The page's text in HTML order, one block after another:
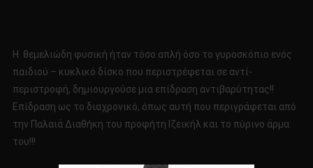
Η θεμελιώδη φυσική ήταν τόσο απλή όσο το γυροσκόπιο ενός
παιδιού – κυκλικό δίσκο που περιστρέφεται σε αντί-
περιστροφή, δημιουργούσε μια επίδραση αντιβαρύτητας!!
Επίδραση ως το διαχρονικό, όπως αυτή που περιγράφεται από
την Παλαιά Διαθήκη του προφήτη Ιζεικήλ και το πύρινο άρμα
του!!!